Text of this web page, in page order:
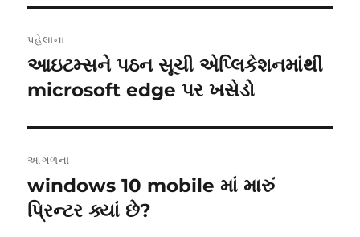
navigation
પહેલાના
પહેલાની
પોસ્ટ:
આઇટમ્સને પઠન સૂચી એપ્લિકેશનમાંથી
microsoft edge પર ખસેડો
આગળના
આગળની
પોસ્ટ:
windows 10 mobile માં મારું
પ્રિન્ટર ક્યાં છે?